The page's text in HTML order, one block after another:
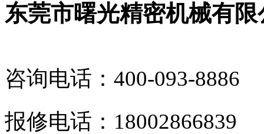
东莞市曙光精密机械有限
咨询电话：400-093-8886
报修电话：18002866839